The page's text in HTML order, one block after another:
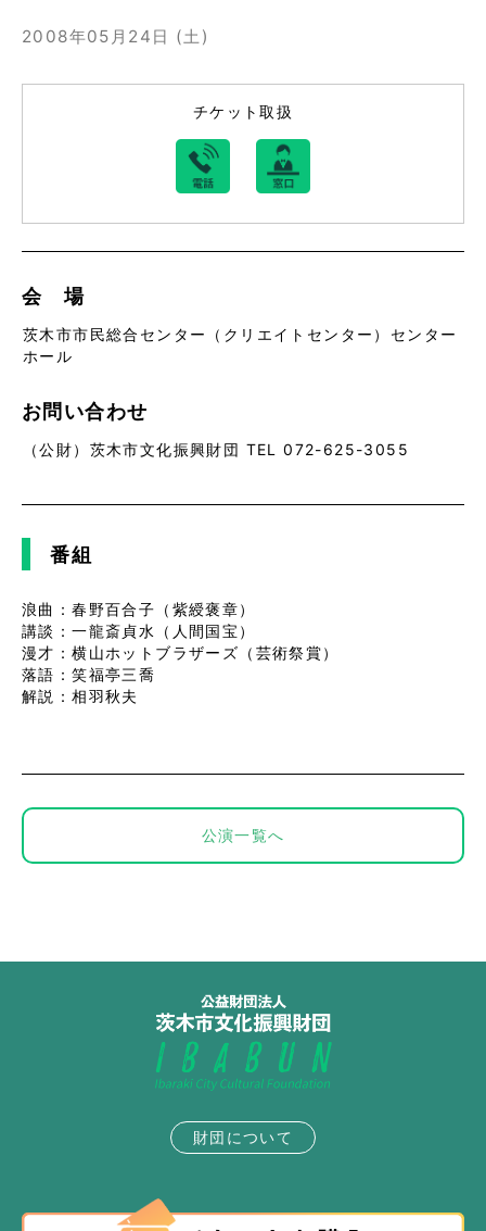
2008年05月24日 (土)
チケット取扱
会 場
茨木市市民総合センター（クリエイトセンター）センター
ホール
お問い合わせ
（公財）茨木市文化振興財団 TEL 072-625-3055
番組
浪曲：春野百合子（紫綬褒章）
講談：一龍斎貞水（人間国宝）
漫才：横山ホットブラザーズ（芸術祭賞）
落語：笑福亭三喬
解説：相羽秋夫
公演一覧へ
財団について